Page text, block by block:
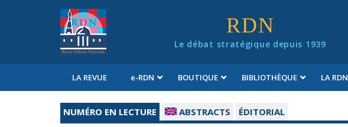
RDN
Le débat stratégique depuis 1939
LA REVUE e-RDN BOUTIQUE BIBLIOTHÈQUE LA RDN
NUMÉRO EN LECTURE ABSTRACTS ÉDITORIAL